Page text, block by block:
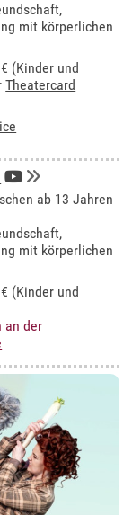
mit körperlichen
(Kinder und
Theatercard
ab 13 Jahren
mit körperlichen
(Kinder und
an der